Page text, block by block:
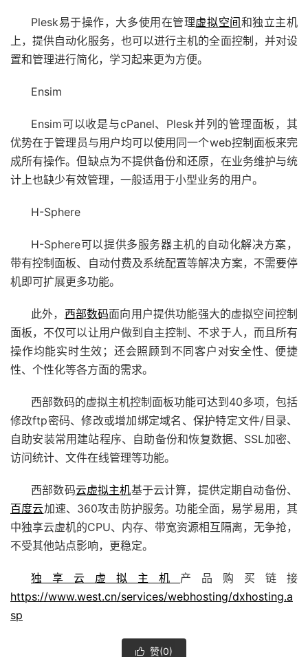
Plesk易于操作，大多使用在管理虚拟空间和独立主机
上，提供自动化服务，也可以进行主机的全面控制，并对设
置和管理进行简化，学习起来更为方便。
Ensim
Ensim可以收是与cPanel、Plesk并列的管理面板，其
优势在于管理员与用户均可以使用同一个web控制面板来完
成所有操作。但缺点为不提供备份和还原，在业务维护与统
计上也缺少有效管理，一般适用于小型业务的用户。
H-Sphere
H-Sphere可以提供多服务器主机的自动化解决方案，
带有控制面板、自动付费及系统配置等解决方案，不需要停
机即可扩展更多功能。
此外， 西部数码面向用户提供功能强大的虚拟空间控制
面板，不仅可以让用户做到自主控制、不求于人，而且所有
操作均能实时生效；还会照顾到不同客户对安全性、便捷
性、个性化等各方面的需求。
西部数码的虚拟主机控制面板功能可达到40多项，包括
修改ftp密码、修改或增加绑定域名、保护特定文件/目录、
自助安装常用建站程序、自助备份和恢复数据、SSL加密、
访问统计、文件在线管理等功能。
西部数码云虚拟主机基于云计算，提供定期自动备份、
百度云加速、360攻击防护服务。功能全面，易学易用，其
中独享云虚机的CPU、内存、带宽资源相互隔离，无争抢，
不受其他站点影响，更稳定。
独享云虚拟主机 产品购买链接
https://www.west.cn/services/webhosting/dxhosting.a
sp
 赞(0)